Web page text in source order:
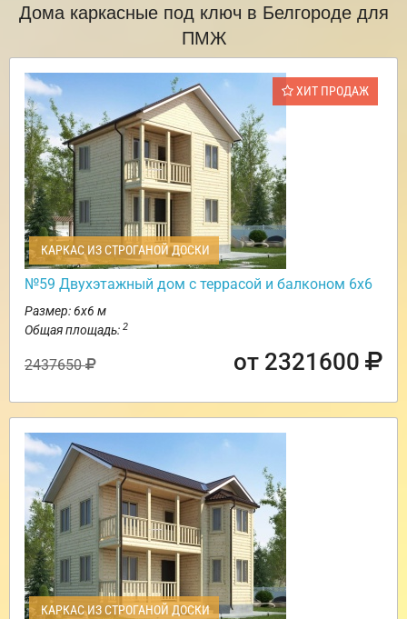
Дома каркасные под ключ в Белгороде для
ПМЖ
ХИТ ПРОДАЖ
КАРКАС ИЗ СТРОГАНОЙ ДОСКИ
№59 Двухэтажный дом с террасой и балконом 6х6
Размер: 6х6 м
Общая площадь: 2
2437650 от 2321600
КАРКАС ИЗ СТРОГАНОЙ ДОСКИ